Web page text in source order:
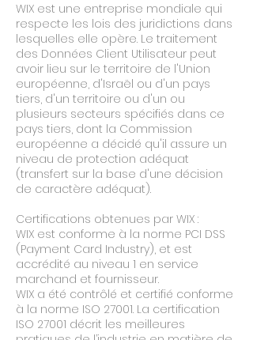
WIX est une entreprise mondiale qui
respecte les lois des juridictions dans
lesquelles elle opère. Le traitement
des Données Client Utilisateur peut
avoir lieu sur le territoire de l'Union
européenne, d'Israël ou d'un pays
tiers, d'un territoire ou d'un ou
plusieurs secteurs spécifiés dans ce
pays tiers, dont la Commission
européenne a décidé qu'il assure un
niveau de protection adéquat
(transfert sur la base d'une décision
de caractère adéquat).
Certifications obtenues par WIX :
WIX est conforme à la norme PCI DSS
(Payment Card Industry), et est
accrédité au niveau 1 en service
marchand et fournisseur.
WIX a été contrôlé et certifié conforme
à la norme ISO 27001. La certification
ISO 27001 décrit les meilleures